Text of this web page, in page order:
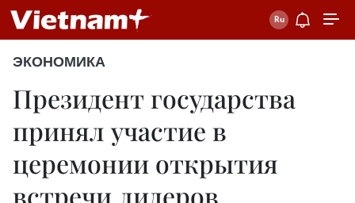
ЭКОНОМИКА
Президент государства
принял участие в
церемонии открытия
встречи лидеров